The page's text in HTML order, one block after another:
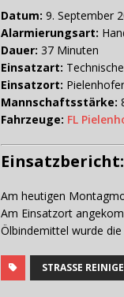
Datum: 9. September
Alarmierungsart:
Dauer: 37 Minuten
Einsatzart:
Einsatzort:
Mannschaftsstärke:
Fahrzeuge: FL
Einsatzbericht:
Am heutigen
Am Einsatzort
Ölbindemittel wurde
STRASSE REINIGEN